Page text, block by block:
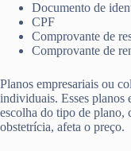
Documento de
CPF
Comprovante de
Comprovante de
Planos empresariais ou
individuais. Esses planos
escolha do tipo de plano,
obstetrícia, afeta o preço.